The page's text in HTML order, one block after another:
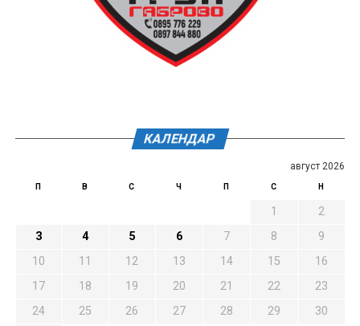
КАЛЕНДАР
август 2026
П В С Ч П С Н
1
2
3
4 5 6 7 8
9
10
11 12 13 14 15
16
17
18 19 20 21 22
23
24
25 26 27 28 29 30